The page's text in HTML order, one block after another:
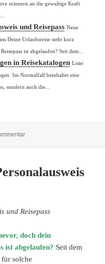
erinnern an die gewaltige Kraft
und Reisepass Neue
Deine Urlaubsreise steht kurz
ist abgelaufen? Seit dem...
in Reisekatalogen Liste:
Im Normalfall beinhaltet eine
sondern auch die...
zu Kleine Bergdörfer als
und Reisepass
doch dein
ist abgelaufen? Seit dem
solche